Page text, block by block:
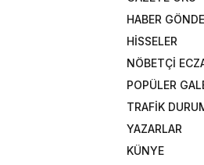
HABER
HİSSELER
NÖBETÇİ
POPÜLER
TRAFİK
YAZARLAR
KÜNYE